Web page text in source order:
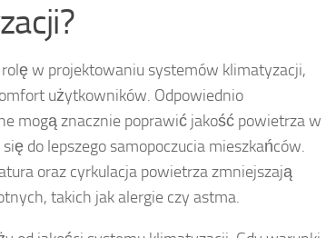
w projektowaniu systemów klimatyzacji,
użytkowników. Odpowiednio
mogą znacznie poprawić jakość powietrza w
do lepszego samopoczucia mieszkańców.
oraz cyrkulacja powietrza zmniejszają
takich jak alergie czy astma.